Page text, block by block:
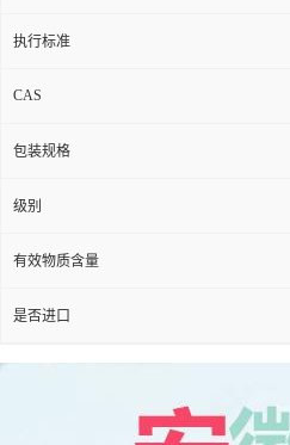
执行标准
CAS
包装规格
级别
有效物质含量
是否进口